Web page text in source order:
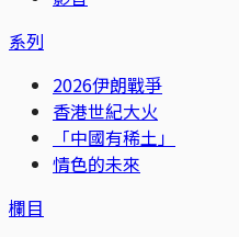
系列
2026伊朗戰爭
香港世紀大火
「中國有稀土」
情色的未來
欄目